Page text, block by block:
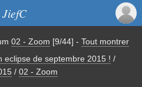
02 - Zoom [9/44] - Tout montrer
eclipse de septembre 2015 ! /
/ 02 - Zoom